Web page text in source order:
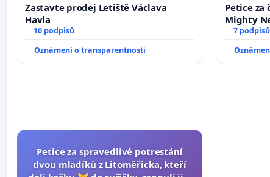
Zastavte prodej Letiště Václava
Havla
10 podpisů
Oznámení o transparentnosti
Petice za
Mighty
7 podpisů
Petice za spravedlivé potrestání
dvou mladíků z Litoměřicka, kteří